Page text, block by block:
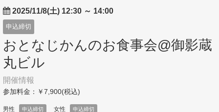
2025/11/8(土) 12:30 ～ 14:00
申込締切
おとなじかんのお食事会@御影蔵
丸ビル
開催情報
参加料金：￥7,900(税込)
男性 申込締切 女性 申込締切